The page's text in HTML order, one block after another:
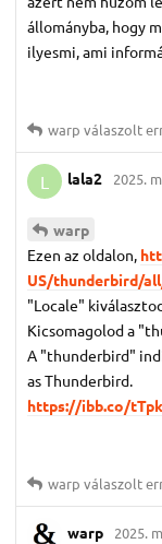
állományba, hogy
ilyesmi, ami
warp válaszolt
L lala2 2025.
warp
Ezen az oldalon,
US/thunderbird/
"Locale"
Kicsomagolod a
A "thunderbird"
as Thunderbird.
https://ibb.co/
warp válaszolt
warp 2025.